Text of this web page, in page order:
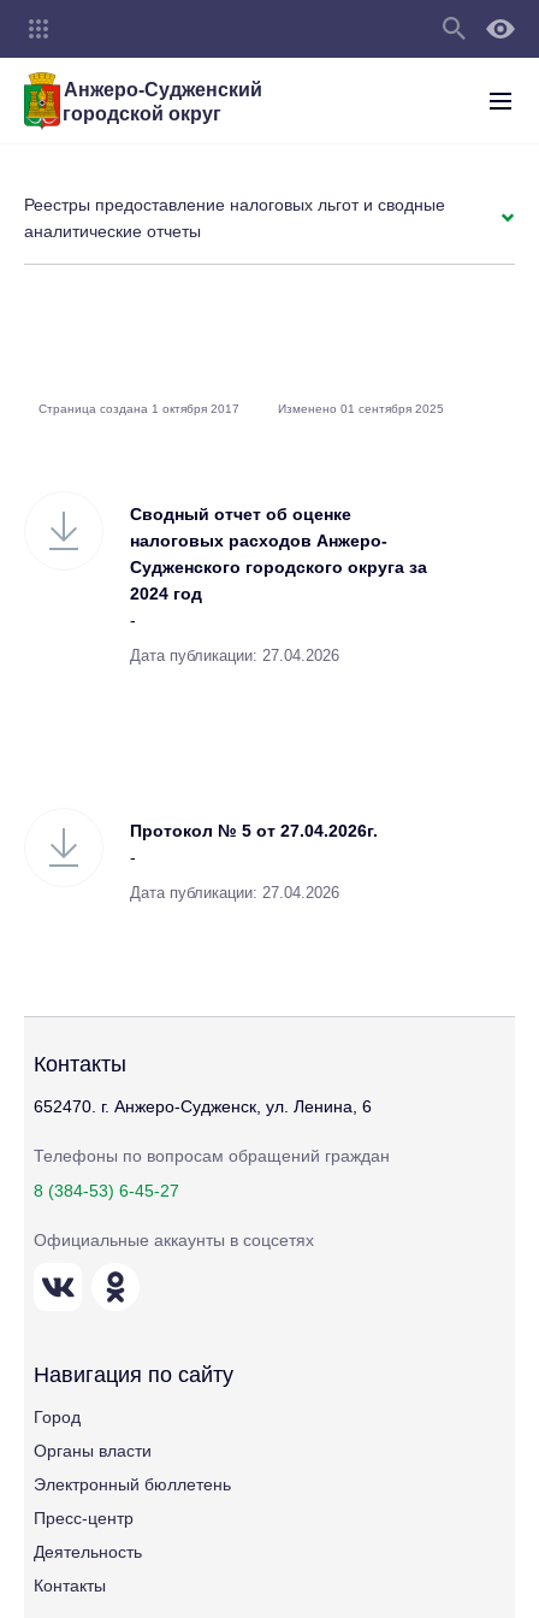
Анжеро-Судженский
городской округ
Сводный отчет об оценке
налоговых расходов Анжеро-
Судженского городского округа за
2024 год
-
Дата публикации: 27.04.2026
Протокол № 5 от 27.04.2026г.
-
Дата публикации: 27.04.2026
Реестры предоставление налоговых льгот и сводные
аналитические отчеты
Страница создана 1 октября 2017 Изменено 01 сентября 2025
Контакты
652470. г. Анжеро-Судженск, ул. Ленина, 6
Телефоны по вопросам обращений граждан
8 (384-53) 6-45-27
Официальные аккаунты в соцсетях
Навигация по сайту
Город
Органы власти
Электронный бюллетень
Пресс-центр
Деятельность
Контакты